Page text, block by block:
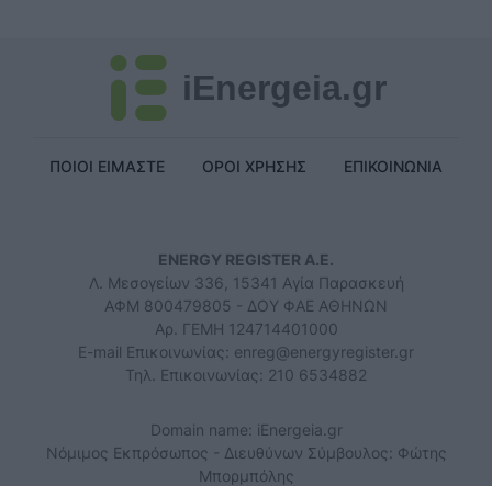
iEnergeia.gr
ΠΟΙΟΙ ΕΙΜΑΣΤΕ ΟΡΟΙ ΧΡΗΣΗΣ ΕΠΙΚΟΙΝΩΝΙΑ
ENERGY REGISTER Α.Ε.
Λ. Μεσογείων 336, 15341 Αγία Παρασκευή
ΑΦΜ 800479805 - ΔΟΥ ΦΑΕ ΑΘΗΝΩΝ
Αρ. ΓΕΜΗ 124714401000
E-mail Επικοινωνίας: enreg@energyregister.gr
Τηλ. Επικοινωνίας: 210 6534882
Domain name: iEnergeia.gr
Νόμιμος Εκπρόσωπος - Διευθύνων Σύμβουλος: Φώτης
Μπορμπόλης